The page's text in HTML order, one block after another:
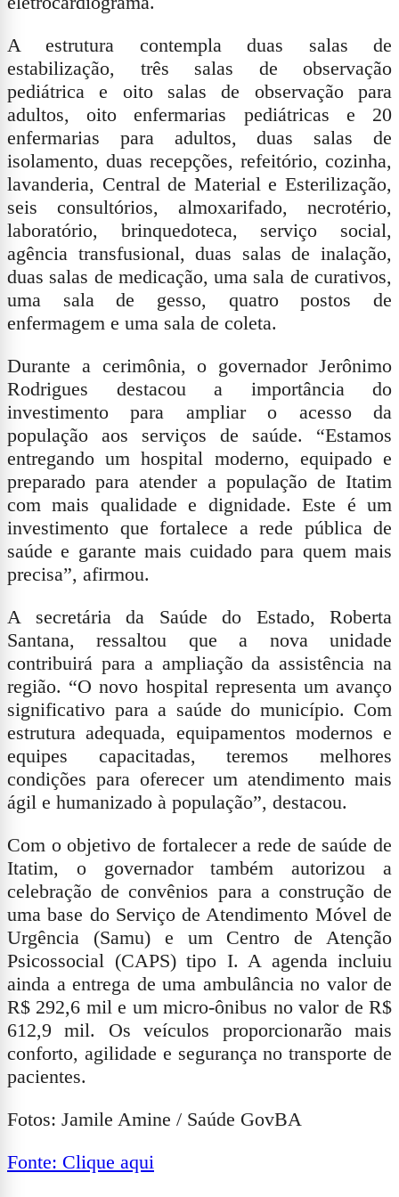
A estrutura contempla duas salas de
estabilização, três salas de observação
pediátrica e oito salas de observação para
adultos, oito enfermarias pediátricas e 20
enfermarias para adultos, duas salas de
isolamento, duas recepções, refeitório, cozinha,
lavanderia, Central de Material e Esterilização,
seis consultórios, almoxarifado, necrotério,
laboratório, brinquedoteca, serviço social,
agência transfusional, duas salas de inalação,
duas salas de medicação, uma sala de curativos,
uma sala de gesso, quatro postos de
enfermagem e uma sala de coleta.
Durante a cerimônia, o governador Jerônimo
Rodrigues destacou a importância do
investimento para ampliar o acesso da
população aos serviços de saúde. “Estamos
entregando um hospital moderno, equipado e
preparado para atender a população de Itatim
com mais qualidade e dignidade. Este é um
investimento que fortalece a rede pública de
saúde e garante mais cuidado para quem mais
precisa”, afirmou.
A secretária da Saúde do Estado, Roberta
Santana, ressaltou que a nova unidade
contribuirá para a ampliação da assistência na
região. “O novo hospital representa um avanço
significativo para a saúde do município. Com
estrutura adequada, equipamentos modernos e
equipes capacitadas, teremos melhores
condições para oferecer um atendimento mais
ágil e humanizado à população”, destacou.
Com o objetivo de fortalecer a rede de saúde de
Itatim, o governador também autorizou a
celebração de convênios para a construção de
uma base do Serviço de Atendimento Móvel de
Urgência (Samu) e um Centro de Atenção
Psicossocial (CAPS) tipo I. A agenda incluiu
ainda a entrega de uma ambulância no valor de
R$ 292,6 mil e um micro-ônibus no valor de R$
612,9 mil. Os veículos proporcionarão mais
conforto, agilidade e segurança no transporte de
pacientes.
Fotos: Jamile Amine / Saúde GovBA
Fonte: Clique aqui